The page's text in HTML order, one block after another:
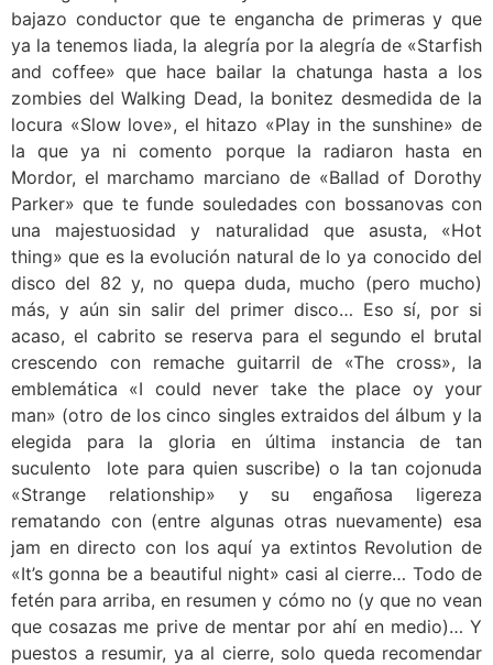
bajazo conductor que te engancha de primeras y que
ya la tenemos liada, la alegría por la alegría de «Starfish
and coffee» que hace bailar la chatunga hasta a los
zombies del Walking Dead, la bonitez desmedida de la
locura «Slow love», el hitazo «Play in the sunshine» de
la que ya ni comento porque la radiaron hasta en
Mordor, el marchamo marciano de «Ballad of Dorothy
Parker» que te funde souledades con bossanovas con
una majestuosidad y naturalidad que asusta, «Hot
thing» que es la evolución natural de lo ya conocido del
disco del 82 y, no quepa duda, mucho (pero mucho)
más, y aún sin salir del primer disco… Eso sí, por si
acaso, el cabrito se reserva para el segundo el brutal
crescendo con remache guitarril de «The cross», la
emblemática «I could never take the place oy your
man» (otro de los cinco singles extraidos del álbum y la
elegida para la gloria en última instancia de tan
suculento lote para quien suscribe) o la tan cojonuda
«Strange relationship» y su engañosa ligereza
rematando con (entre algunas otras nuevamente) esa
jam en directo con los aquí ya extintos Revolution de
«It’s gonna be a beautiful night» casi al cierre… Todo de
fetén para arriba, en resumen y cómo no (y que no vean
que cosazas me prive de mentar por ahí en medio)… Y
puestos a resumir, ya al cierre, solo queda recomendar